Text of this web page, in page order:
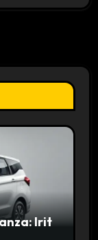
Irit